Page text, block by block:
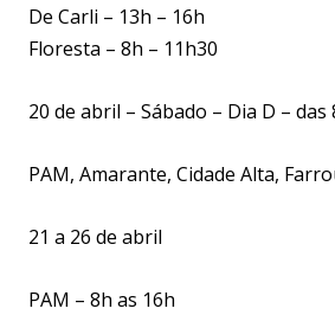
De Carli – 13h – 16h
Floresta – 8h – 11h30
20 de abril – Sábado – Dia D – das
PAM, Amarante, Cidade Alta,
21 a 26 de abril
PAM – 8h as 16h